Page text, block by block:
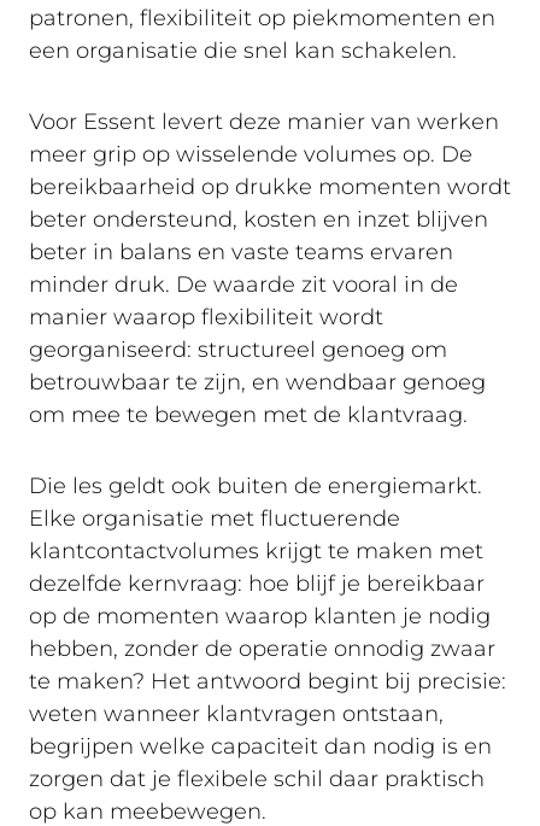
patronen, flexibiliteit op piekmomenten en
een organisatie die snel kan schakelen.
Voor Essent levert deze manier van werken
meer grip op wisselende volumes op. De
bereikbaarheid op drukke momenten wordt
beter ondersteund, kosten en inzet blijven
beter in balans en vaste teams ervaren
minder druk. De waarde zit vooral in de
manier waarop flexibiliteit wordt
georganiseerd: structureel genoeg om
betrouwbaar te zijn, en wendbaar genoeg
om mee te bewegen met de klantvraag.
Die les geldt ook buiten de energiemarkt.
Elke organisatie met fluctuerende
klantcontactvolumes krijgt te maken met
dezelfde kernvraag: hoe blijf je bereikbaar
op de momenten waarop klanten je nodig
hebben, zonder de operatie onnodig zwaar
te maken? Het antwoord begint bij precisie:
weten wanneer klantvragen ontstaan,
begrijpen welke capaciteit dan nodig is en
zorgen dat je flexibele schil daar praktisch
op kan meebewegen.